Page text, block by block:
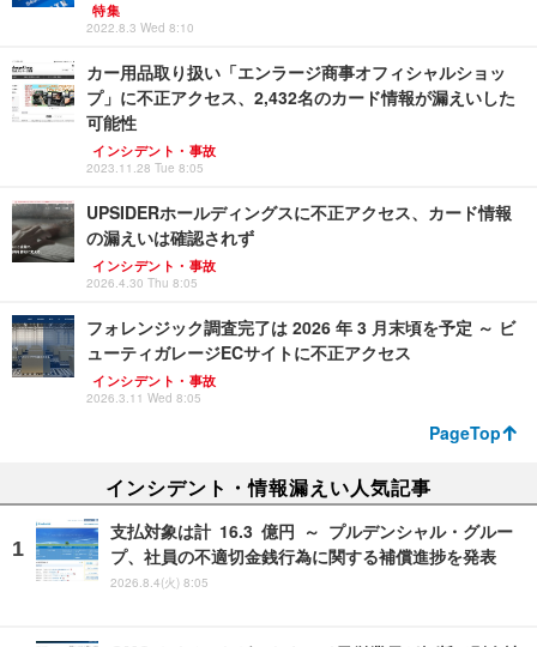
特集
2022.8.3 Wed 8:10
カー用品取り扱い「エンラージ商事オフィシャルショッ
プ」に不正アクセス、2,432名のカード情報が漏えいした
可能性
インシデント・事故
2023.11.28 Tue 8:05
UPSIDERホールディングスに不正アクセス、カード情報
の漏えいは確認されず
インシデント・事故
2026.4.30 Thu 8:05
フォレンジック調査完了は 2026 年 3 月末頃を予定 ～ ビ
ューティガレージECサイトに不正アクセス
インシデント・事故
2026.3.11 Wed 8:05
PageTop
インシデント・情報漏えい人気記事
支払対象は計 16.3 億円 ～ プルデンシャル・グルー
プ、社員の不適切金銭行為に関する補償進捗を発表
2026.8.4(火) 8:05